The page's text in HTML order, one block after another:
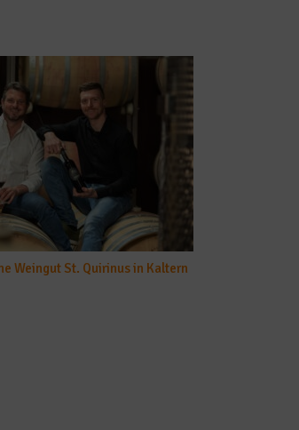
Weingut St. Quirinus in Kaltern